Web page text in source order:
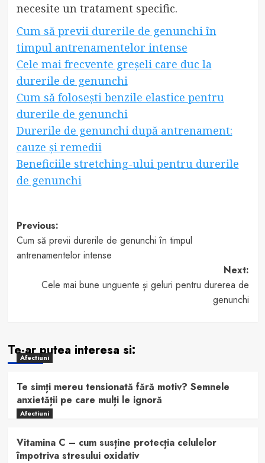
necesite un tratament specific.
Cum să previi durerile de genunchi în
timpul antrenamentelor intense
Cele mai frecvente greșeli care duc la
durerile de genunchi
Cum să folosești benzile elastice pentru
durerile de genunchi
Durerile de genunchi după antrenament:
cauze și remedii
Beneficiile stretching-ului pentru durerile
de genunchi
Post
navigation
Previous:
Cum să previi durerile de genunchi în timpul
antrenamentelor intense
Next:
Cele mai bune unguente și geluri pentru durerea de
genunchi
Te-ar putea interesa si:
Afectiuni
Te simți mereu tensionată fără motiv? Semnele
anxietății pe care mulți le ignoră
Afectiuni
Vitamina C – cum susține protecția celulelor
împotriva stresului oxidativ